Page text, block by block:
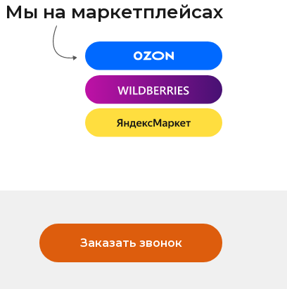
Мы на маркетплейсах
Заказать звонок